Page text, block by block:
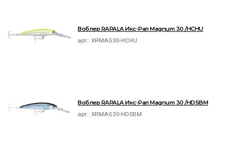
Воблер RAPALA Икс-Рап Magnum 30 /HCHU
арт.:XRMAG30-HCHU
Воблер RAPALA Икс-Рап Magnum 30 /HDSBM
арт.:XRMAG30-HDSBM